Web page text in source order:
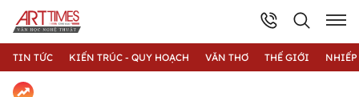
TIN TỨC KIẾN TRÚC - QUY HOẠCH VĂN THƠ THẾ GIỚI